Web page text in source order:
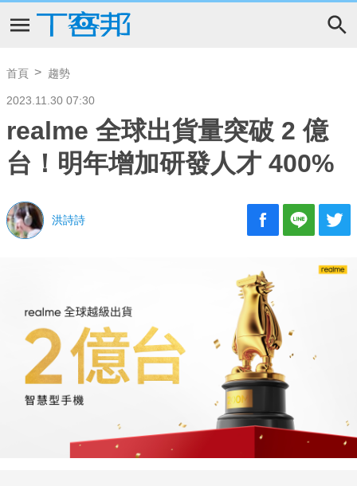
首頁 趨勢
2023.11.30 07:30
realme 全球出貨量突破 2 億
台！明年增加研發人才 400%
洪詩詩